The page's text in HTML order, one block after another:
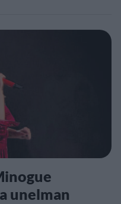
unelman